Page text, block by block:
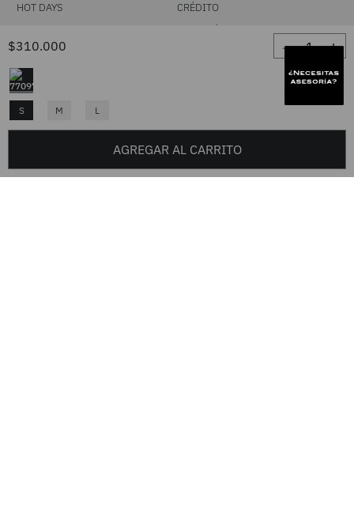
$310.000 ＋
－
L
M
S
AGREGAR AL CARRITO
HOT DAYS
POLÍTICAS
NUESTROS TÉRMINOS Y
CONDICIONES
POLÍTICA DE CAMBIOS
TRATAMIENTO DE DATOS
TÉRMINOS Y CONDICIONES
PROMOCIONALES
CRÉDITO
TIK TOK
YOUTUBE